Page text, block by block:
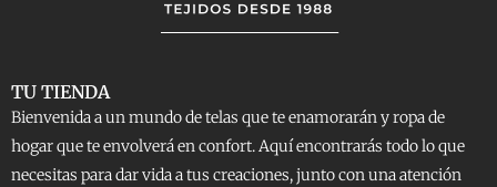
TU TIENDA
Bienvenida a un mundo de telas que te enamorarán y ropa de
hogar que te envolverá en confort. Aquí encontrarás todo lo que
necesitas para dar vida a tus creaciones, junto con una atención